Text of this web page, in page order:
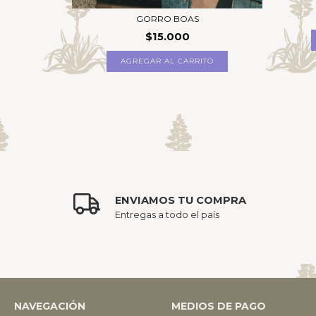
GORRO BOAS
$15.000
ENVIAMOS TU COMPRA
Entregas a todo el país
NAVEGACIÓN MEDIOS DE PAGO